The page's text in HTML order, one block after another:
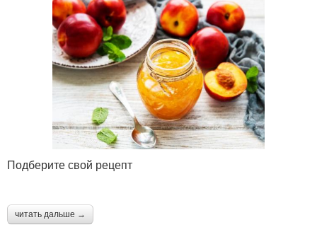
Подберите свой рецепт
читать дальше →